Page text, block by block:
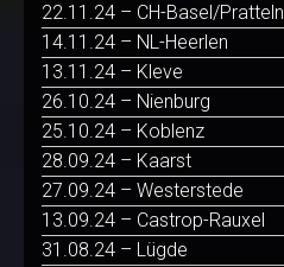
22.11.24 – CH-Basel/Pratteln
14.11.24 – NL-Heerlen
13.11.24 – Kleve
26.10.24 – Nienburg
25.10.24 – Koblenz
28.09.24 – Kaarst
27.09.24 – Westerstede
13.09.24 – Castrop-Rauxel
31.08.24 – Lügde